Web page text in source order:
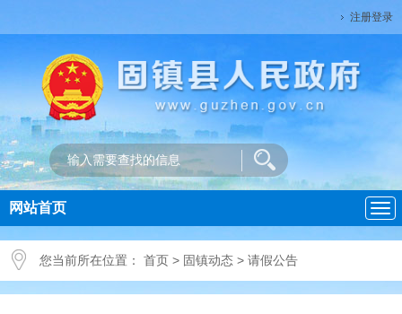
注册登录
导
航
网站首页
您当前所在位置： 首页 > 固镇动态 > 请假公告